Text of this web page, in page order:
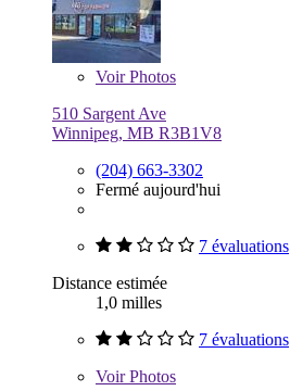
VoirPhotos
510 Sargent Ave
Winnipeg, MB R3B1V8
(204) 663-3302
Fermé aujourd'hui
7 évaluations
Distance estimée
1,0 milles
7 évaluations
VoirPhotos